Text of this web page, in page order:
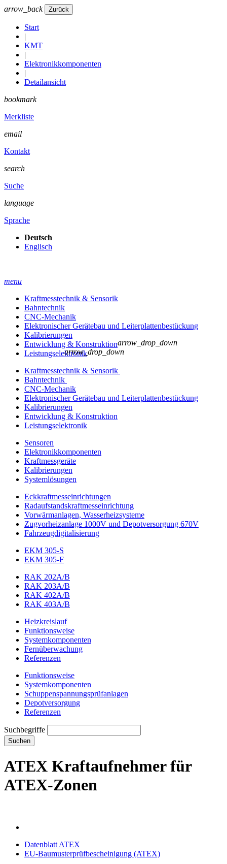
arrow_back
Start
|
KMT
|
Elektronikkomponenten
|
Detailansicht
bookmark
Merkliste
email
Kontakt
search
Suche
language
Sprache
Deutsch
Englisch
menu
Kraftmesstechnik & Sensorik
Bahntechnik
CNC-Mechanik
Elektronischer Gerätebau und Leiterplatten­bestückung
Kalibrierungen
Entwicklung & Konstruktion
Leistungselektronik
Kraftmesstechnik & Sensorik
arrow_drop_down
Bahntechnik
arrow_drop_down
CNC-Mechanik
Elektronischer Gerätebau und Leiterplatten­bestückung
Kalibrierungen
Entwicklung & Konstruktion
Leistungselektronik
Sensoren
Elektronikkomponenten
Kraftmessgeräte
Kalibrierungen
Systemlösungen
Eckkraftmess­einrichtungen
Radaufstands­kraftmess­einrichtung
Vorwärmanlagen, Wasserheizsysteme
Zugvorheizanlage 1000V und Depotversorgung 670V
Fahrzeugdigitalisierung
EKM 305-S
EKM 305-F
RAK 202A/B
RAK 203A/B
RAK 402A/B
RAK 403A/B
Heizkreislauf
Funktionsweise
Systemkomponenten
Fernüberwachung
Referenzen
Funktionsweise
Systemkomponenten
Schuppenspannungs­prüfanlagen
Depotversorgung
Referenzen
Suchbegriffe
Suchen
ATEX Kraftaufnehmer für
ATEX-Zonen
Datenblatt ATEX
EU-Baumusterprüfbescheinigung (ATEX)